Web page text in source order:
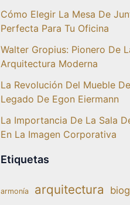
Cómo Elegir La Mesa De
Perfecta Para Tu Oficina
Walter Gropius: Pionero De
Arquitectura Moderna
La Revolución Del Mueble
Legado De Egon Eiermann
La Importancia De La Sala
En La Imagen Corporativa
Etiquetas
armonía arquitectura